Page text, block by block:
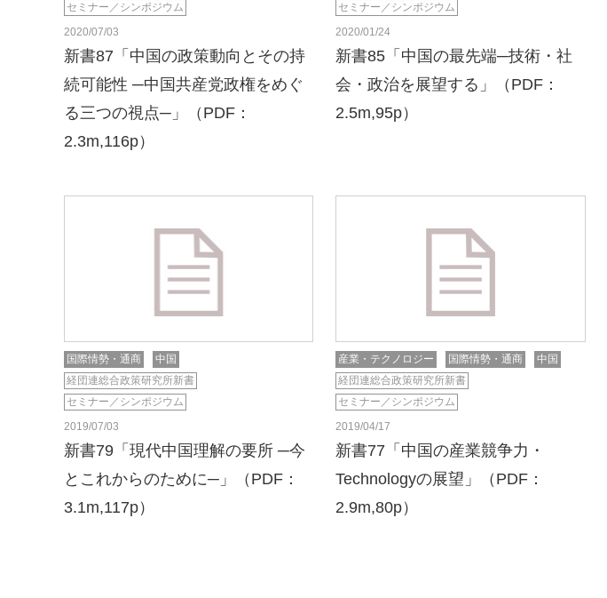
セミナー／シンポジウム
2020/07/03
新書87「中国の政策動向とその持
続可能性 ─中国共産党政権をめぐ
る三つの視点─」（PDF：
2.3m,116p）
セミナー／シンポジウム
2020/01/24
新書85「中国の最先端─技術・社
会・政治を展望する」（PDF：
2.5m,95p）
国際情勢・通商
中国
経団連総合政策研究所新書
セミナー／シンポジウム
2019/07/03
新書79「現代中国理解の要所 ─今
とこれからのために─」（PDF：
3.1m,117p）
産業・テクノロジー 国際情勢・通商
中国
経団連総合政策研究所新書
セミナー／シンポジウム
2019/04/17
新書77「中国の産業競争力・
Technologyの展望」（PDF：
2.9m,80p）